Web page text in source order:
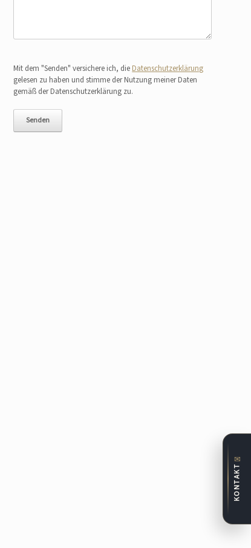
Mit dem "Senden" versichere ich, die Datenschutzerklärung
gelesen zu haben und stimme der Nutzung meiner Daten
gemäß der Datenschutzerklärung zu.
✉
KONTAKT